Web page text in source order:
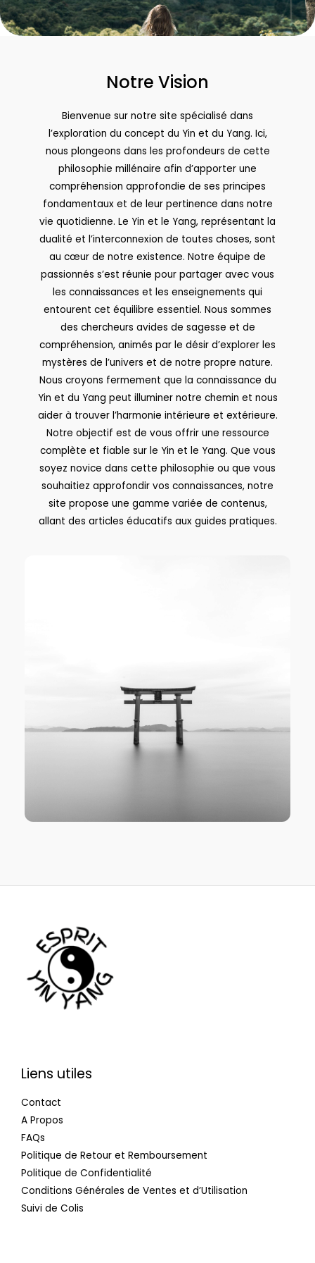
Notre Vision
Bienvenue sur notre site spécialisé dans
l’exploration du concept du Yin et du Yang. Ici,
nous plongeons dans les profondeurs de cette
philosophie millénaire afin d’apporter une
compréhension approfondie de ses principes
fondamentaux et de leur pertinence dans notre
vie quotidienne. Le Yin et le Yang, représentant la
dualité et l’interconnexion de toutes choses, sont
au cœur de notre existence. Notre équipe de
passionnés s’est réunie pour partager avec vous
les connaissances et les enseignements qui
entourent cet équilibre essentiel. Nous sommes
des chercheurs avides de sagesse et de
compréhension, animés par le désir d’explorer les
mystères de l’univers et de notre propre nature.
Nous croyons fermement que la connaissance du
Yin et du Yang peut illuminer notre chemin et nous
aider à trouver l’harmonie intérieure et extérieure.
Notre objectif est de vous offrir une ressource
complète et fiable sur le Yin et le Yang. Que vous
soyez novice dans cette philosophie ou que vous
souhaitiez approfondir vos connaissances, notre
site propose une gamme variée de contenus,
allant des articles éducatifs aux guides pratiques.
Liens utiles
Contact
A Propos
FAQs
Politique de Retour et Remboursement
Politique de Confidentialité
Conditions Générales de Ventes et d’Utilisation
Suivi de Colis